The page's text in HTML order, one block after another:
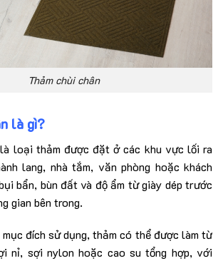
Thảm chùi chân
là gì?
là loại thảm được đặt ở các khu vực lối ra
lang, nhà tắm, văn phòng hoặc khách
bẩn, bùn đất và độ ẩm từ giày dép trước
gian bên trong.
đích sử dụng, thảm có thể được làm từ
nỉ, sợi nylon hoặc cao su tổng hợp, với